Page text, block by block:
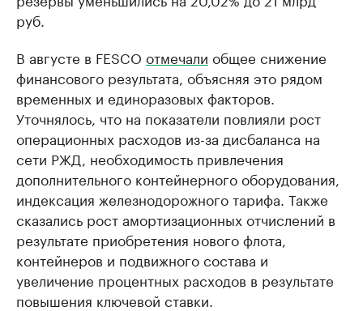
руб.
В августе в FESCO отмечали общее снижение
финансового результата, объясняя это рядом
временных и единоразовых факторов.
Уточнялось, что на показатели повлияли рост
операционных расходов из-за дисбаланса на
сети РЖД, необходимость привлечения
дополнительного контейнерного оборудования,
индексация железнодорожного тарифа. Также
сказались рост амортизационных отчислений в
результате приобретения нового флота,
контейнеров и подвижного состава и
увеличение процентных расходов в результате
повышения ключевой ставки.